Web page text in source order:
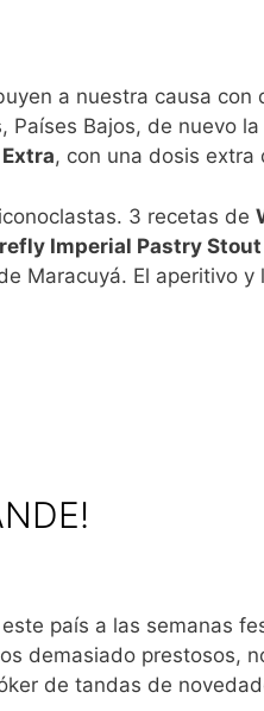
a nuestra causa
Países Bajos, de nuevo la
, con una dosis extra
3 recetas de
Imperial Pastry Stout
Maracuyá. El aperitivo y
país a las semanas
demasiado prestosos,
de tandas de